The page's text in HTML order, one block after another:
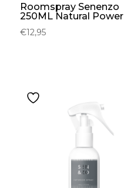
Roomspray Senenzo
250ML Natural Power
€12,95